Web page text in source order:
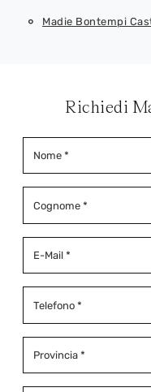
Madie Bontempi
Richiedi